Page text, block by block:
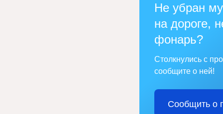
Не убран
на дороге,
фонарь?
Столкнулись с
сообщите о ней!
Сообщить о